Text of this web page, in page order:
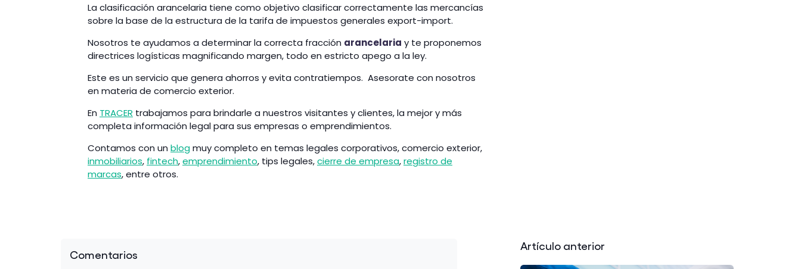
La clasificación arancelaria tiene como objetivo clasificar correctamente las mercancías
sobre la base de la estructura de la tarifa de impuestos generales export-import.
Nosotros te ayudamos a determinar la correcta fracción arancelaria y te proponemos
directrices logísticas magnificando margen, todo en estricto apego a la ley.
Este es un servicio que genera ahorros y evita contratiempos. Asesorate con nosotros
en materia de comercio exterior.
En TRACER trabajamos para brindarle a nuestros visitantes y clientes, la mejor y más
completa información legal para sus empresas o emprendimientos.
Contamos con un blogmuy completo en temas legales corporativos, comercio exterior,
inmobiliarios, fintech,emprendimiento, tips legales,cierre de empresa,registro de
marcas, entre otros.
Comentarios
Artículo anterior